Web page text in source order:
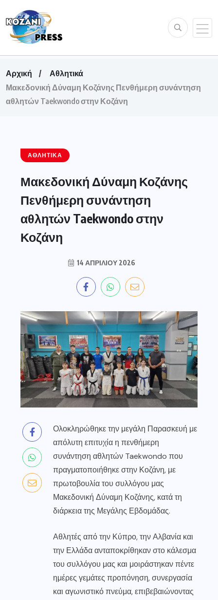
Αρχική
Αθλητικά
Μακεδονική Δύναμη Κοζάνης Πενθήμερη συνάντηση
αθλητών Taekwondo στην Κοζάνη
ΑΘΛΗΤΙΚΆ
Μακεδονική Δύναμη Κοζάνης
Πενθήμερη συνάντηση
αθλητών Taekwondo στην
Κοζάνη
14 ΑΠΡΙΛΊΟΥ 2026
Ολοκληρώθηκε την μεγάλη Παρασκευή με
απόλυτη επιτυχία η πενθήμερη
συνάντηση αθλητών Taekwondo που
πραγματοποιήθηκε στην Κοζάνη, με
πρωτοβουλία του συλλόγου μας
Μακεδονική Δύναμη Κοζάνης, κατά τη
διάρκεια της Μεγάλης Εβδομάδας.
Αθλητές από την Κύπρο, την Αλβανία και
την Ελλάδα ανταποκρίθηκαν στο κάλεσμα
του συλλόγου μας και μοιράστηκαν πέντε
ημέρες γεμάτες προπόνηση, συνεργασία
και αγωνιστικό πνεύμα, επιβεβαιώνοντας